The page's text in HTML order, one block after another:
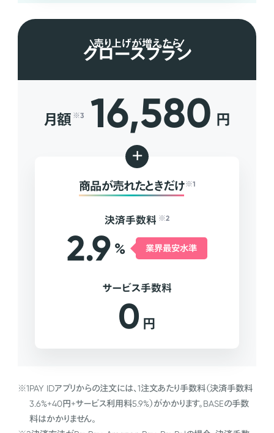
売り上げが増えたら
グロースプラン
月額 ※3 16,580 円
+
商品が売れたときだけ ※1
決済手数料 ※2
2.9 % 業界最安水準
サービス手数料
0 円
※1PAY IDアプリからの注文には、1注文あたり手数料（決済手数料
3.6%+40円+サービス利用料5.9%）がかかります。BASEの手数
料はかかりません。